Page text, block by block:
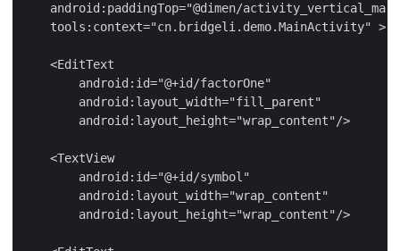
android:paddingTop="@dimen/
    tools:context="cn.bridgeli.demo.MainActivity" >
    <EditText
        android:id="@+id/factorOne"
        android:layout_width="fill_parent"
        android:layout_height="wrap_content"/>
    <TextView
        android:id="@+id/symbol"
        android:layout_width="wrap_content"
        android:layout_height="wrap_content"/>